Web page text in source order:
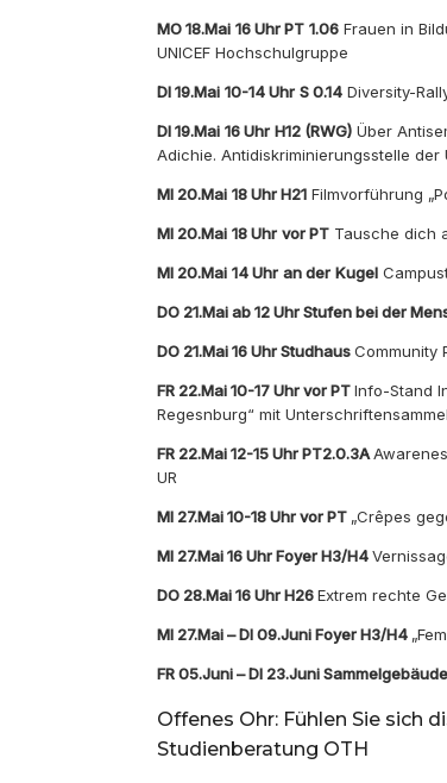
MO 18.Mai 16 Uhr PT 1.06 Frauen in
UNICEF Hochschulgruppe
DI 19.Mai 10-14 Uhr S 0.14 Diversity-
DI 19.Mai 16 Uhr H12 (RWG) Über
Adichie. Antidiskriminierungsstelle der
MI 20.Mai 18 Uhr H21 Filmvorführung
MI 20.Mai 18 Uhr vor PT Tausche dich
MI 20.Mai 14 Uhr an der Kugel
DO 21.Mai ab 12 Uhr Stufen bei der
DO 21.Mai 16 Uhr StudhausCommunity
FR 22.Mai 10-17 Uhr vor PTInfo-Stand
Regesnburg“ mit
FR 22.Mai 12-15 Uhr PT2.0.3A
UR
MI 27.Mai 10-18 Uhr vor PT „Crêpes
MI 27.Mai 16 Uhr Foyer H3/H4
DO 28.Mai 16 Uhr H26Extrem rechte
MI 27.Mai – DI 09.Juni Foyer H3/H4
FR 05.Juni – DI 23.Juni Sammelgebäude
Offenes Ohr: Fühlen Sie sich
Studienberatung OTH